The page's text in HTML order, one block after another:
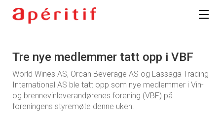
Tre nye medlemmer tatt opp i VBF
World Wines AS, Orcan Beverage AS og Lassaga Trading
International AS ble tatt opp som nye medlemmer i Vin-
og brennevinleverandørenes forening (VBF) på
foreningens styremøte denne uken.